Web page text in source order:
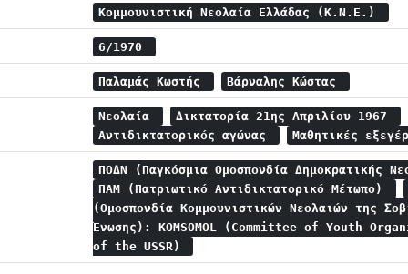
Κομμουνιστική Νεολαία Ελλάδας (Κ.Ν.Ε.)
6/1970
Παλαμάς Κωστής Βάρναλης Κώστας
Νεολαία
Δικτατορία 21ης Απριλίου 1967
Αντιδικτατορικός αγώνας
Μαθητικές
ΠΟΔΝ (Παγκόσμια Ομοσπονδία Δημοκρατικής
ΠΑΜ (Πατριωτικό Αντιδικτατορικό Μέτωπο)
(Ομοσπονδία Κομμουνιστικών Νεολαιών της
Ένωσης): KOMSOMOL (Committee of Youth
of the USSR)